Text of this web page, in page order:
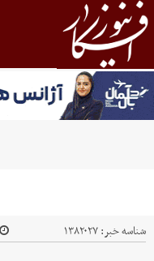
شناسه خبر:۱۳۸۲۰۲۷